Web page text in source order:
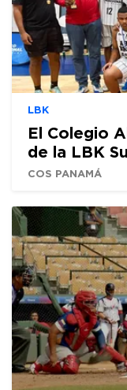
LBK
El Colegio
de la LBK
COS PANAMÁ